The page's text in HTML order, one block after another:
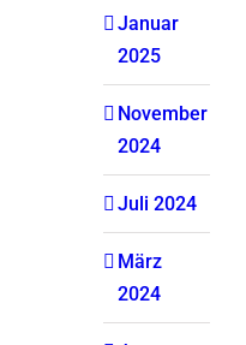
Januar
2025
November
2024
Juli 2024
März
2024